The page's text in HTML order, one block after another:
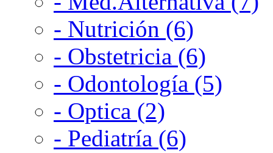
- Nutrición (6)
- Obstetricia (6)
- Odontología (5)
- Optica (2)
- Pediatría (6)